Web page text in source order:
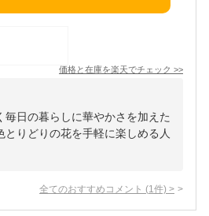
価格と在庫を楽天でチェック >>
毎日の暮らしに華やかさを加えた
とりどりの花を手軽に楽しめる人
全てのおすすめコメント (1 件) >